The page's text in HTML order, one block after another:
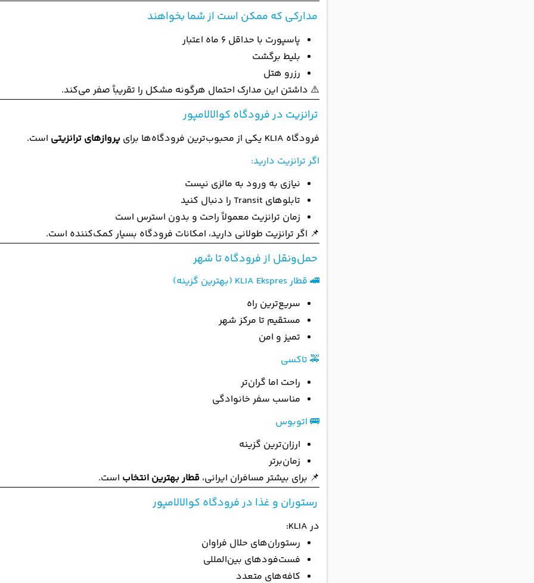
مدارکی که ممکن است از شما بخواهند
پاسپورت با حداقل ۶ ماه اعتبار
بلیط برگشت
رزرو هتل
⚠️ داشتن این مدارک احتمال هرگونه مشکل را تقریباً صفر می‌کند.
ترانزیت در فرودگاه کوالالامپور
فرودگاه KLIA یکی از محبوب‌ترین فرودگاه‌ها برای پروازهای ترانزیتی است.
اگر ترانزیت دارید:
نیازی به ورود به مالزی نیست
تابلوهای Transit را دنبال کنید
زمان ترانزیت معمولاً راحت و بدون استرس است
📌 اگر ترانزیت طولانی دارید، امکانات فرودگاه بسیار کمک‌کننده است.
حمل‌ونقل از فرودگاه تا شهر
🚄 قطار KLIA Ekspres (بهترین گزینه)
سریع‌ترین راه
مستقیم تا مرکز شهر
تمیز و امن
🚕 تاکسی
راحت اما گران‌تر
مناسب سفر خانوادگی
🚌 اتوبوس
ارزان‌ترین گزینه
زمان‌برتر
📌 برای بیشتر مسافران ایرانی، قطار بهترین انتخاب است.
رستوران و غذا در فرودگاه کوالالامپور
در KLIA:
رستوران‌های حلال فراوان
فست‌فودهای بین‌المللی
کافه‌های متعدد